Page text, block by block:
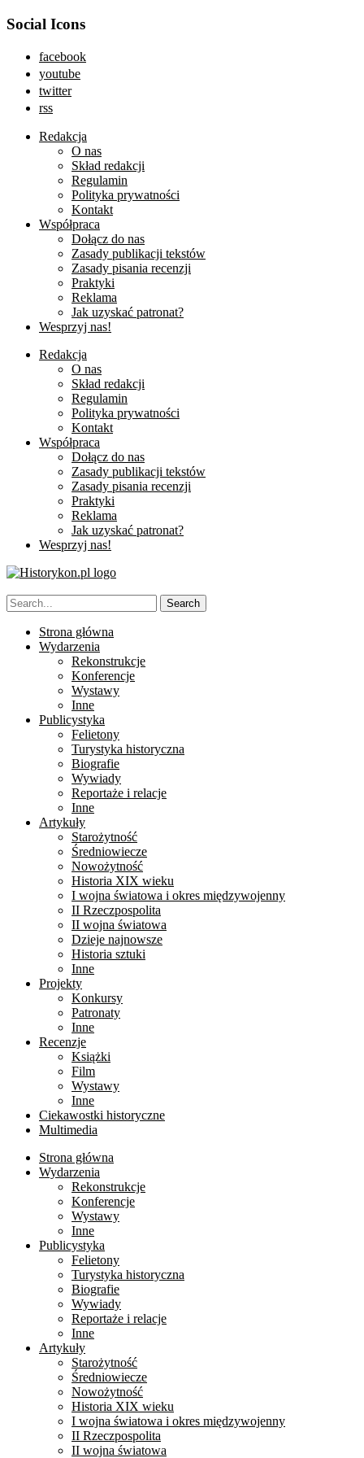
Social Icons
facebook
youtube
twitter
rss
Redakcja
O nas
Skład redakcji
Regulamin
Polityka prywatności
Kontakt
Współpraca
Dołącz do nas
Zasady publikacji tekstów
Zasady pisania recenzji
Praktyki
Reklama
Jak uzyskać patronat?
Wesprzyj nas!
Redakcja
O nas
Skład redakcji
Regulamin
Polityka prywatności
Kontakt
Współpraca
Dołącz do nas
Zasady publikacji tekstów
Zasady pisania recenzji
Praktyki
Reklama
Jak uzyskać patronat?
Wesprzyj nas!
Strona główna
Wydarzenia
Rekonstrukcje
Konferencje
Wystawy
Inne
Publicystyka
Felietony
Turystyka historyczna
Biografie
Wywiady
Reportaże i relacje
Inne
Artykuły
Starożytność
Średniowiecze
Nowożytność
Historia XIX wieku
I wojna światowa i okres międzywojenny
II Rzeczpospolita
II wojna światowa
Dzieje najnowsze
Historia sztuki
Inne
Projekty
Konkursy
Patronaty
Inne
Recenzje
Książki
Film
Wystawy
Inne
Ciekawostki historyczne
Multimedia
Strona główna
Wydarzenia
Rekonstrukcje
Konferencje
Wystawy
Inne
Publicystyka
Felietony
Turystyka historyczna
Biografie
Wywiady
Reportaże i relacje
Inne
Artykuły
Starożytność
Średniowiecze
Nowożytność
Historia XIX wieku
I wojna światowa i okres międzywojenny
II Rzeczpospolita
II wojna światowa